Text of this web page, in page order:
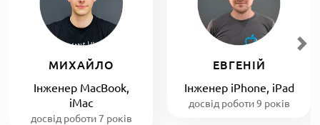
МИХАЙЛО
Інженер MacBook,
iMac
досвід роботи 7 років
ЕВГЕНІЙ
Інженер iPhone, iPad
досвід роботи 9 років